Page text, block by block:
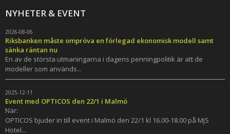
NYHETER & EVENT
2026-08-06
Riksbanken måste ompröva en förlegad ekonomisk modell samt
sänka räntan nu
En av de största utmaningarna i dagens penningpolitik är att de
modeller som används...
2025-12-11
Event med OPTICOS den 22/1 i Malmö
När:
OPTICOS bjuder in till event i Malmö den 22/1 kl 16.00-18.00 på MjS
Hotel...